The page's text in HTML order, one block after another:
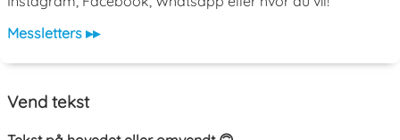
Messletters ▸▸
Vend tekst